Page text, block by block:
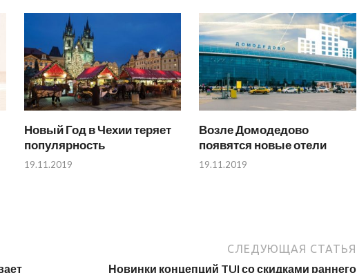
Новый Год в Чехии теряет
популярность
19.11.2019
Возле Домодедово
появятся новые отели
19.11.2019
СЛЕДУЮЩАЯ СТАТЬЯ
Новинки концепций TUI со скидками раннего